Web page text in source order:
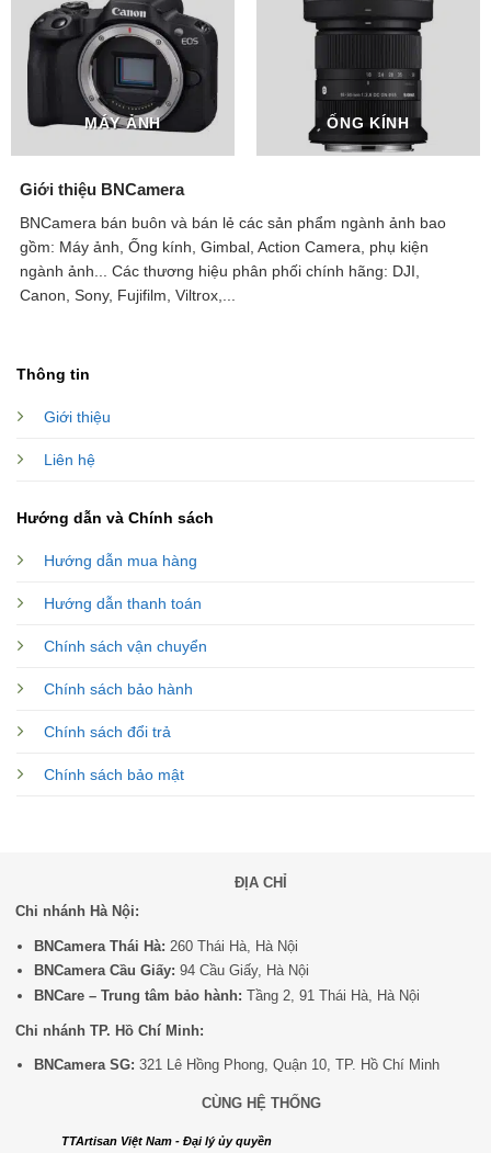
MÁY ẢNH ỐNG KÍNH
Giới thiệu BNCamera
BNCamera bán buôn và bán lẻ các sản phẩm ngành ảnh bao
gồm: Máy ảnh, Ống kính, Gimbal, Action Camera, phụ kiện
ngành ảnh...
Các thương hiệu phân phối chính hãng: DJI,
Canon, Sony, Fujifilm, Viltrox,...
Thông tin
Giới thiệu
Liên hệ
Hướng dẫn và Chính sách
Hướng dẫn mua hàng
Hướng dẫn thanh toán
Chính sách vận chuyển
Chính sách bảo hành
Chính sách đổi trả
Chính sách bảo mật
ĐỊA CHỈ
Chi nhánh Hà Nội:
BNCamera Thái Hà: 260 Thái Hà, Hà Nội
BNCamera Cầu Giấy: 94 Cầu Giấy, Hà Nội
BNCare – Trung tâm bảo hành: Tầng 2, 91 Thái Hà, Hà Nội
Chi nhánh TP. Hồ Chí Minh:
BNCamera SG: 321 Lê Hồng Phong, Quận 10, TP. Hồ Chí Minh
CÙNG HỆ THỐNG
TTArtisan Việt Nam - Đại lý ủy quyền